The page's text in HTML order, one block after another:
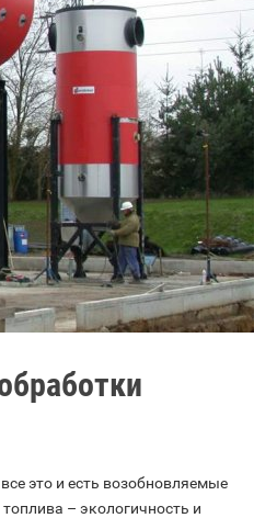
это и есть возобновляемые
– экологичность и